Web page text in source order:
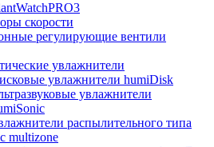
скорости
регулирующие вентили
увлажнители
увлажнители humiDisk
увлажнители
распылительного типа
multizone